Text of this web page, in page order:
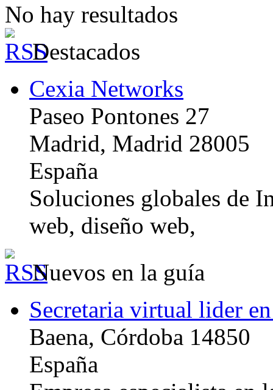
No hay resultados
Destacados
Cexia Networks
Paseo Pontones 27
Madrid, Madrid 28005
España
Soluciones globales de
web, diseño web,
Nuevos en la guía
Secretaria virtual lider
Baena, Córdoba 14850
España